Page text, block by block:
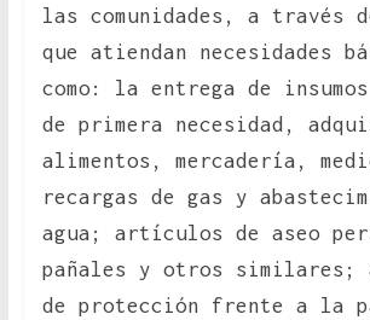
las comunidades, a través
que atiendan necesidades
como: la entrega de
de primera necesidad,
alimentos, mercadería,
recargas de gas y
agua; artículos de aseo
pañales y otros similares;
de protección frente a la